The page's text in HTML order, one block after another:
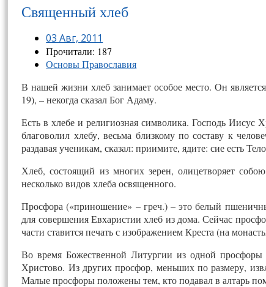
Священный хлеб
03 Авг, 2011
Прочитали: 187
Основы Православия
В нашей жизни хлеб занимает особое место. Он
19), – некогда сказал Бог Адаму.
Есть в хлебе и религиозная символика. Господь
благоволил хлебу, весьма близкому по составу к
раздавая ученикам, сказал: приимите, ядите: сие есть
Хлеб, состоящий из многих зерен, олицетворяет
несколько видов хлеба освященного.
Просфора («приношение» – греч.) – это белый
для совершения Евхаристии хлеб из дома. Сейчас
части ставится печать с изображением Креста (на
Во время Божественной Литургии из одной просфоры
Христово. Из других просфор, меньших по размеру,
Малые просфоры положены тем, кто подавал в алтарь